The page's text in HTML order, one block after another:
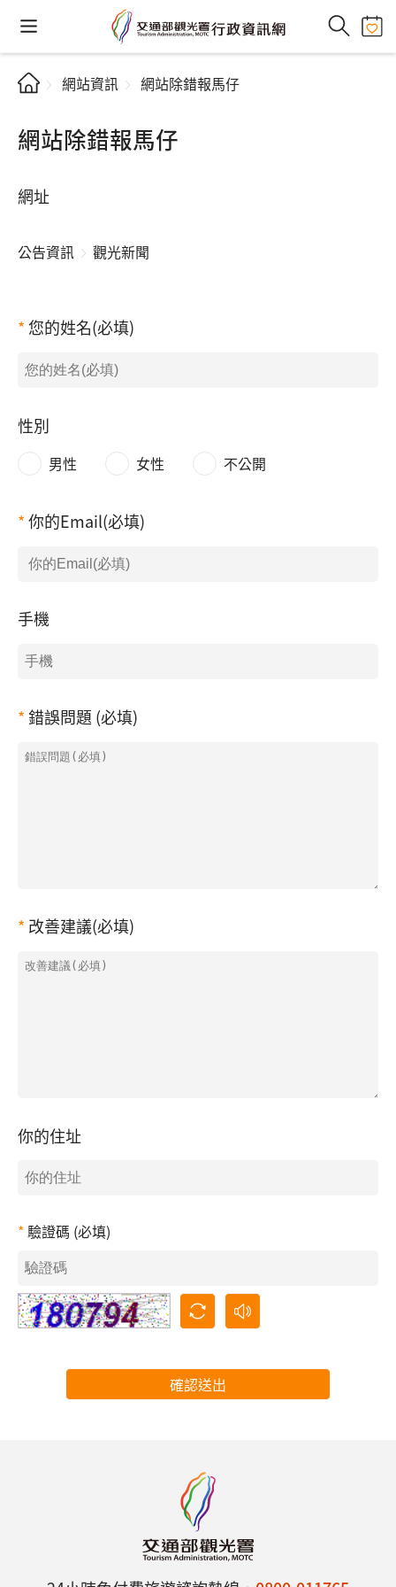
網站資訊 網站除錯報馬仔
網站除錯報馬仔
網址
公告資訊 觀光新聞
您的姓名(必填)
性別
男性 女性 不公開
你的Email(必填)
手機
錯誤問題 (必填)
改善建議(必填)
你的住址
驗證碼 (必填)
確認送出